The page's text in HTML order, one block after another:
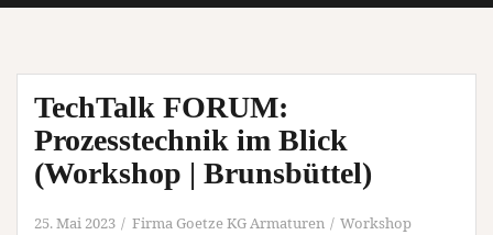
TechTalk FORUM:
Prozesstechnik im Blick
(Workshop | Brunsbüttel)
25. Mai 2023 Firma Goetze KG Armaturen Workshop